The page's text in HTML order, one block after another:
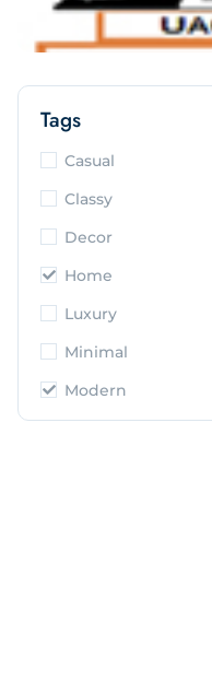
Tags
Casual
Classy
Decor
Home
Luxury
Minimal
Modern